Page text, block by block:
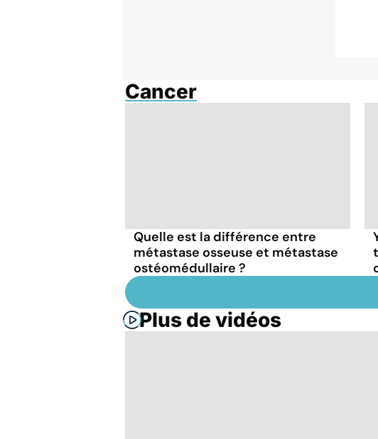
Cancer
Quelle est la différence entre
métastase osseuse et métastase
ostéomédullaire ?
Plus de vidéos